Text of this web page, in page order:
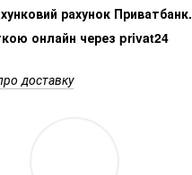
рахунок Приватбанк.
онлайн через privat24
доставку